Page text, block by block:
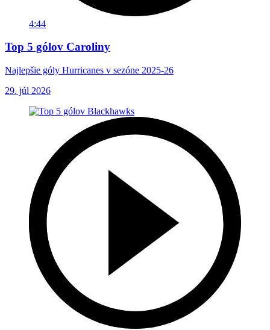
4:44
Top 5 gólov Caroliny
Najlepšie góly Hurricanes v sezóne 2025-26
29. júl 2026